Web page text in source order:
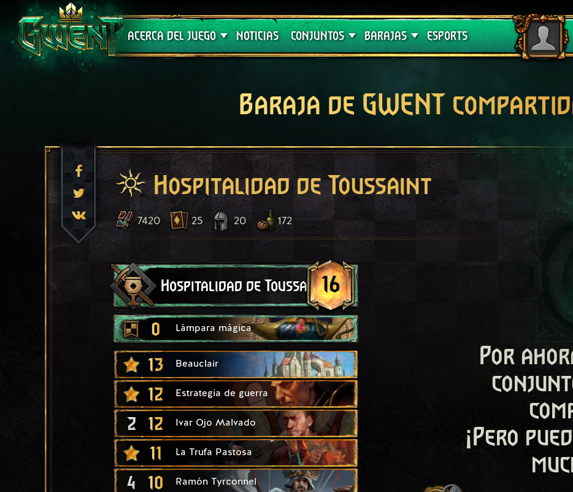
ACERCA DEL JUEGO
Soporte técnico
NOTICIAS CONJUNTOS
Crimson Curse
BARAJAS
Guías de barajas
ESPORTS
Baraja de GWENT
Hospitalidad de Toussaint
7420 25 20 172
Hospitalidad de Toussaint16
0 Lámpara mágica
13 Beauclair
12 Estrategia de guerra
2 12 Ivar Ojo Malvado
11 La Trufa Pastosa
4 10 Ramón Tyrconnel
Por
¡Pero